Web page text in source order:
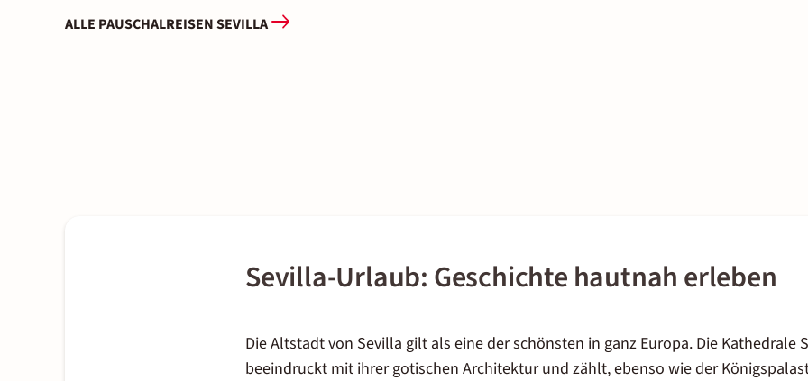
ALLE PAUSCHALREISEN SEVILLA
Sevilla-Urlaub: Geschichte hautnah erleben
Die Altstadt von Sevilla gilt als eine der schönsten in ganz Europa. Die Kathedrale
beeindruckt mit ihrer gotischen Architektur und zählt, ebenso wie der